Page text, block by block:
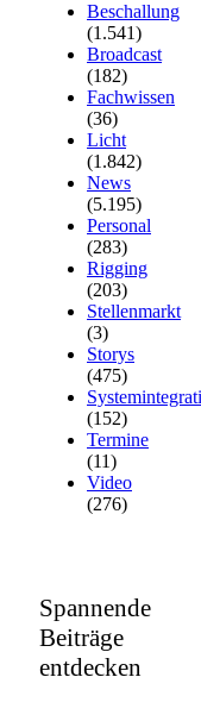
Beschallung
(1.541)
Broadcast
(182)
Fachwissen
(36)
Licht
(1.842)
News
(5.195)
Personal
(283)
Rigging
(203)
Stellenmarkt
(3)
Storys
(475)
(152)
Termine
(11)
Video
(276)
Spannende
Beiträge
entdecken